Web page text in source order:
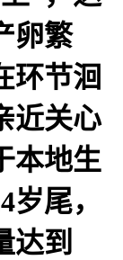
卵繁
环节洄
近关心
本地生
尾，
达到